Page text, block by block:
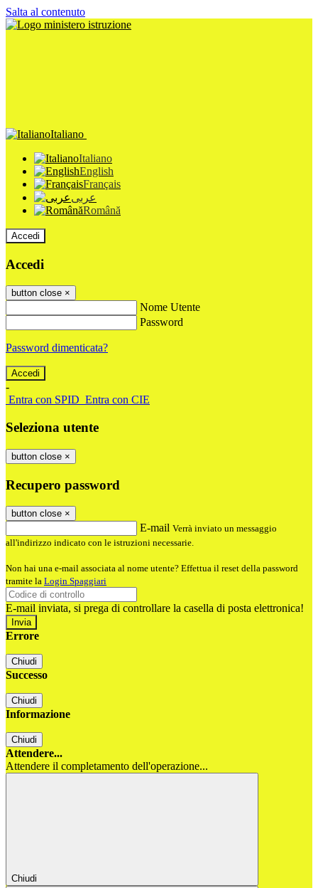
Salta al contenuto
Italiano
Italiano
English
Français
عربى
Română
Accedi
Accedi
button close ×
Nome Utente
Password
Password dimenticata?
-
Entra con SPID Entra con CIE
Seleziona utente
button close ×
Recupero password
button close ×
E-mail Verrà inviato un messaggio
all'indirizzo indicato con le istruzioni necessarie.
Non hai una e-mail associata al nome utente? Effettua il reset della password
tramite la Login Spaggiari
E-mail inviata, si prega di controllare la casella di posta elettronica!
Errore
Chiudi
Successo
Chiudi
Informazione
Chiudi
Attendere...
Attendere il completamento dell'operazione...
Chiudi